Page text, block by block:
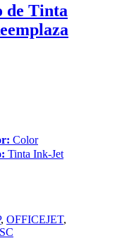
de Tinta
Color
Tinta Ink-Jet
, OFFICEJET,